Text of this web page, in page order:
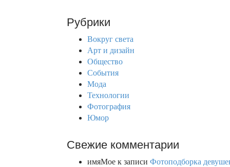
c
Рубрики
Вокруг света
Арт и дизайн
Общество
События
Мода
Технологии
Фотография
Юмор
Свежие комментарии
имяМое к записи Фотоподборка